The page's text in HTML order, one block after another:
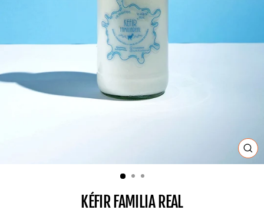
KÉFIR FAMILIA REAL